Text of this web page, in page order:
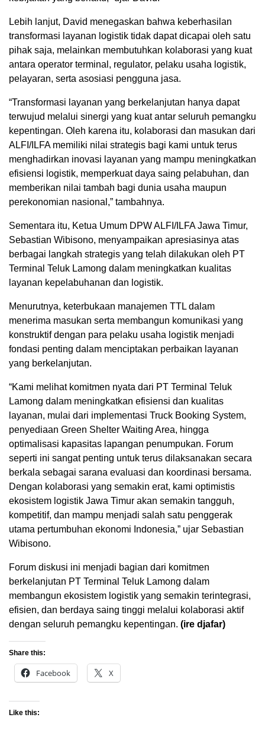
Lebih lanjut, David menegaskan bahwa keberhasilan
transformasi layanan logistik tidak dapat dicapai oleh satu
pihak saja, melainkan membutuhkan kolaborasi yang kuat
antara operator terminal, regulator, pelaku usaha logistik,
pelayaran, serta asosiasi pengguna jasa.
“Transformasi layanan yang berkelanjutan hanya dapat
terwujud melalui sinergi yang kuat antar seluruh pemangku
kepentingan. Oleh karena itu, kolaborasi dan masukan dari
ALFI/ILFA memiliki nilai strategis bagi kami untuk terus
menghadirkan inovasi layanan yang mampu meningkatkan
efisiensi logistik, memperkuat daya saing pelabuhan, dan
memberikan nilai tambah bagi dunia usaha maupun
perekonomian nasional,” tambahnya.
Sementara itu, Ketua Umum DPW ALFI/ILFA Jawa Timur,
Sebastian Wibisono, menyampaikan apresiasinya atas
berbagai langkah strategis yang telah dilakukan oleh PT
Terminal Teluk Lamong dalam meningkatkan kualitas
layanan kepelabuhanan dan logistik.
Menurutnya, keterbukaan manajemen TTL dalam
menerima masukan serta membangun komunikasi yang
konstruktif dengan para pelaku usaha logistik menjadi
fondasi penting dalam menciptakan perbaikan layanan
yang berkelanjutan.
“Kami melihat komitmen nyata dari PT Terminal Teluk
Lamong dalam meningkatkan efisiensi dan kualitas
layanan, mulai dari implementasi Truck Booking System,
penyediaan Green Shelter Waiting Area, hingga
optimalisasi kapasitas lapangan penumpukan. Forum
seperti ini sangat penting untuk terus dilaksanakan secara
berkala sebagai sarana evaluasi dan koordinasi bersama.
Dengan kolaborasi yang semakin erat, kami optimistis
ekosistem logistik Jawa Timur akan semakin tangguh,
kompetitif, dan mampu menjadi salah satu penggerak
utama pertumbuhan ekonomi Indonesia,” ujar Sebastian
Wibisono.
Forum diskusi ini menjadi bagian dari komitmen
berkelanjutan PT Terminal Teluk Lamong dalam
membangun ekosistem logistik yang semakin terintegrasi,
efisien, dan berdaya saing tinggi melalui kolaborasi aktif
dengan seluruh pemangku kepentingan. (ire djafar)
Share this:
Facebook X
Like this: